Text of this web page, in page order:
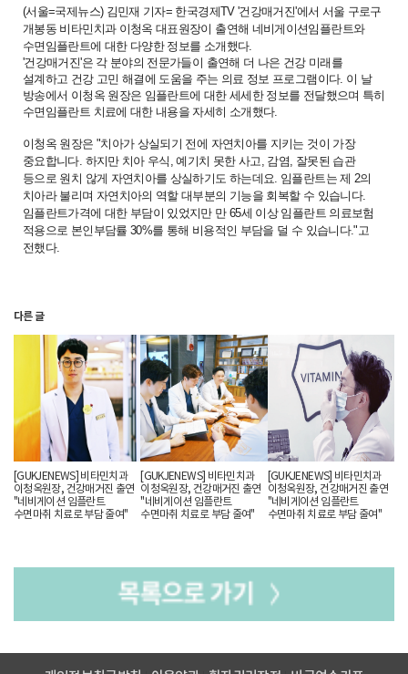
(서울=국제뉴스) 김민재 기자= 한국경제TV '건강매거진'에서 서울 구로구
개봉동 비타민치과 이청옥 대표원장이 출연해 네비게이션임플란트와
수면임플란트에 대한 다양한 정보를 소개했다.
'건강매거진'은 각 분야의 전문가들이 출연해 더 나은 건강 미래를
설계하고 건강 고민 해결에 도움을 주는 의료 정보 프로그램이다. 이 날
방송에서 이청옥 원장은 임플란트에 대한 세세한 정보를 전달했으며 특히
수면임플란트 치료에 대한 내용을 자세히 소개했다.
이청옥 원장은 "치아가 상실되기 전에 자연치아를 지키는 것이 가장
중요합니다. 하지만 치아 우식, 예기치 못한 사고, 감염, 잘못된 습관
등으로 원치 않게 자연치아를 상실하기도 하는데요. 임플란트는 제 2의
치아라 불리며 자연치아의 역할 대부분의 기능을 회복할 수 있습니다.
임플란트가격에 대한 부담이 있었지만 만 65세 이상 임플란트 의료보험
적용으로 본인부담률 30%를 통해 비용적인 부담을 덜 수 있습니다."고
전했다.
전신마취와 달리 가수면 상태로 의료진과 간단한 의사소통이 가능해
불안이 많거나 공포증이 있는 이들도 편안한 상태로 만들어 치료를
진행할 수 있으며 임플란트뿐만 아니라 임플란트틀니, 매복사랑니발치,
잇몸치료, 충치치료, 신경치료, 스케일링, 치아성형, 어린이치료 등
다양한 진료과목에 적용된다. 수면치료 의식하 진정요법처럼 치료 공포를
완화하는 보조방법으로 '웃음가스'가 있으며 인체에 무해해 통증이 거의
없는 치과 치료가 가능하다.
다른 글
[GUKJENEWS] 비타민치과
이청옥원장, 건강매거진 출연
"네비게이션 임플란트
수면마취 치료로 부담 줄여"
[GUKJENEWS] 비타민치과
이청옥원장, 건강매거진 출연
"네비게이션 임플란트
수면마취 치료로 부담 줄여"
[GUKJENEWS] 비타민치과
이청옥원장, 건강매거진 출연
"네비게이션 임플란트
수면마취 치료로 부담 줄여"